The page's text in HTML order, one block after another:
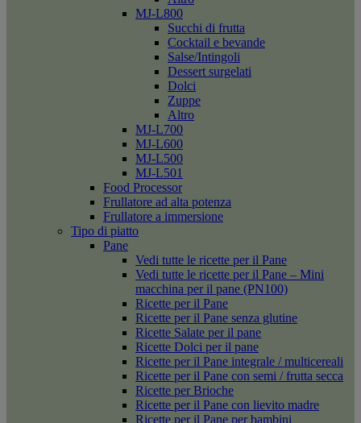
MJ-L800
Succhi di frutta
Cocktail e bevande
Salse/Intingoli
Dessert surgelati
Dolci
Zuppe
Altro
MJ-L700
MJ-L600
MJ-L500
MJ-L501
Food Processor
Frullatore ad alta potenza
Frullatore a immersione
Tipo di piatto
Pane
Vedi tutte le ricette per il Pane
Vedi tutte le ricette per il Pane – Mini
macchina per il pane (PN100)
Ricette per il Pane
Ricette per il Pane senza glutine
Ricette Salate per il pane
Ricette Dolci per il pane
Ricette per il Pane integrale / multicereali
Ricette per il Pane con semi / frutta secca
Ricette per Brioche
Ricette per il Pane con lievito madre
Ricette per il Pane per bambini